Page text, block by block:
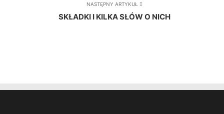
NASTĘPNY ARTYKUŁ
SKŁADKI I KILKA SŁÓW O NICH